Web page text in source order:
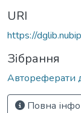
URI
https://
Зібрання
Автореферати
Повна